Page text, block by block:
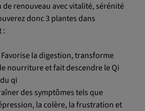
de renouveau avec vitalité, sérénité
donc 3 plantes dans
:
la digestion, transforme
nourriture et fait descendre le Qi
qi
des symptômes tels que
la colère, la frustration et